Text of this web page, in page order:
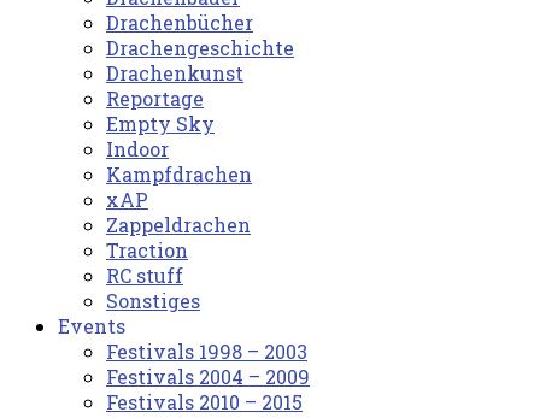
Drachenbücher
Drachengeschichte
Drachenkunst
Reportage
Empty Sky
Indoor
Kampfdrachen
xAP
Zappeldrachen
Traction
RC stuff
Sonstiges
Events
Festivals 1998 – 2003
Festivals 2004 – 2009
Festivals 2010 – 2015